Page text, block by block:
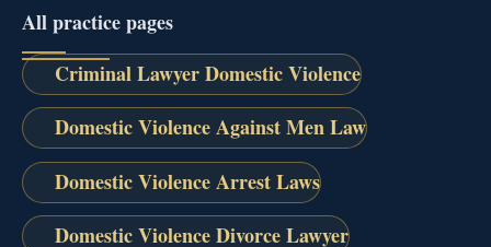
All practice pages
Criminal Lawyer Domestic Violence
Domestic Violence Against Men Law
Domestic Violence Arrest Laws
Domestic Violence Divorce Lawyer